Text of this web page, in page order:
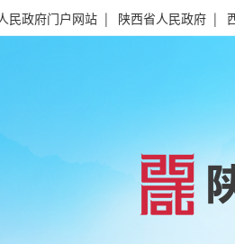
民政府门户网站 | 陕西省人民政府 |